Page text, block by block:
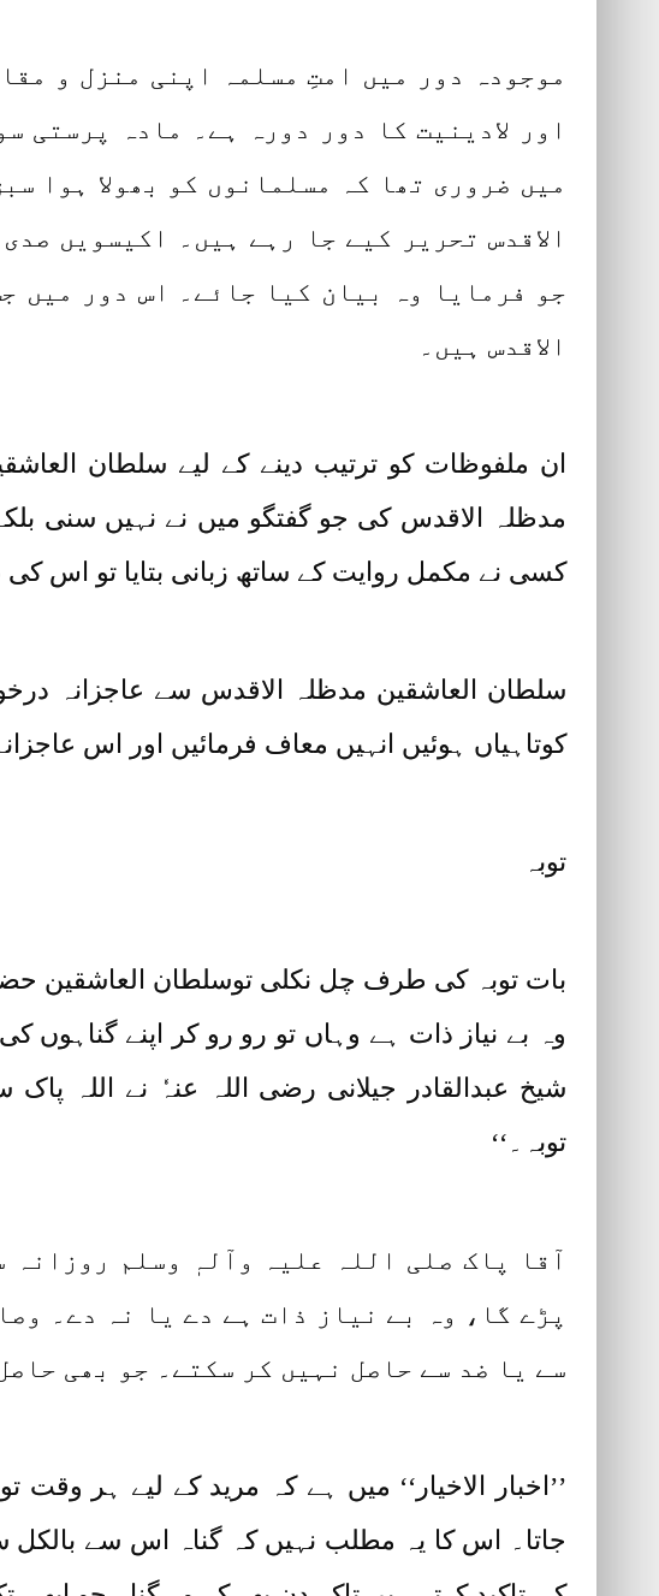
موجودہ دور میں امتِ مسلمہ اپنی منزل و
اور لادینیت کا دور دورہ ہے۔ مادہ پرستی
میں ضروری تھا کہ مسلمانوں کو بھولا ہوا
الاقدس تحریر کیے جا رہے ہیں۔ اکیسویں
جو فرمایا وہ بیان کیا جائے۔ اس دور میں
الاقدس ہیں۔
ان ملفوظات کو ترتیب دینے کے لیے سلطان
مدظلہ الاقدس کی جو گفتگو میں نے نہیں سنی بلکہ
کسی نے مکمل روایت کے ساتھ زبانی بتایا تو اس
سلطان العاشقین مدظلہ الاقدس سے عاجزانہ
کوتاہیاں ہوئیں انہیں معاف فرمائیں اور اس
توبہ
بات توبہ کی طرف چل نکلی توسلطان العاشقین
وہ بے نیاز ذات ہے وہاں تو رو رو کر اپنے گناہوں
شیخ عبدالقادر جیلانی رضی اللہ عنہٗ نے اللہ پاک
توبہ۔‘‘
آقا پاک صلی اللہ علیہ وآلہٖ وسلم
پڑے گا، وہ بے نیاز ذات ہے دے یا نہ دے۔
سے یا ضد سے حاصل نہیں کر سکتے۔ جو بھی
’’اخبار الاخیار‘‘ میں ہے کہ مرید کے لیے ہر وقت
جاتا۔ اس کا یہ مطلب نہیں کہ گناہ اس سے